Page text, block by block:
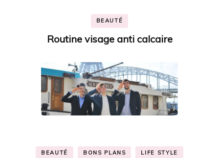
BEAUTÉ
Routine visage anti calcaire
BEAUTÉ BONS PLANS LIFE STYLE